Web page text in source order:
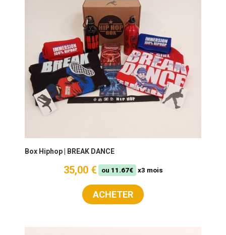
Box Hiphop | BREAK DANCE
35,00 € ou 11.67€ x3 mois
ACHETER